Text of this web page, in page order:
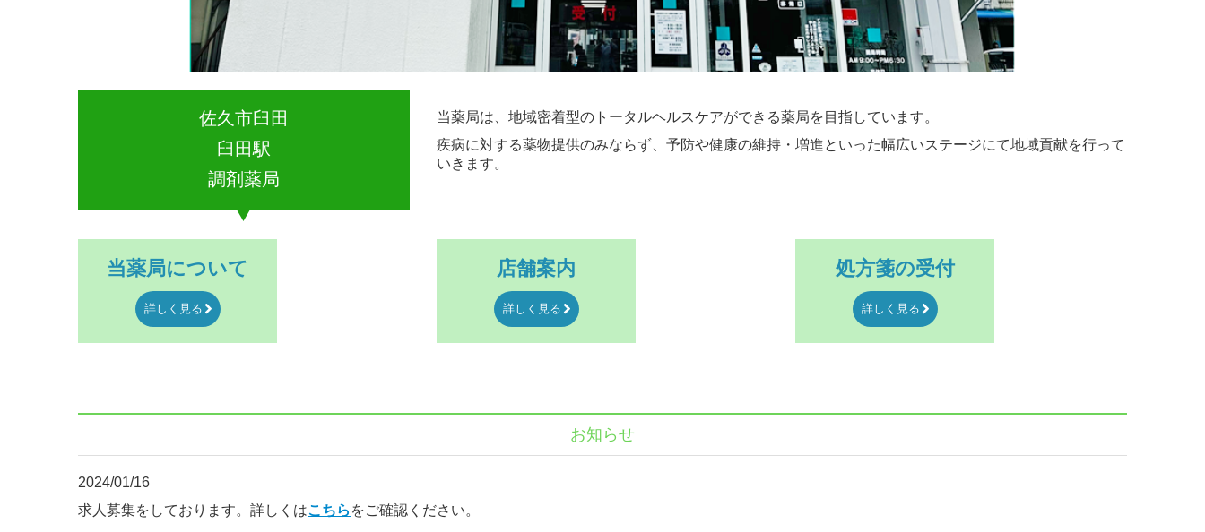
佐久市臼田
臼田駅
調剤薬局
当薬局は、地域密着型のトータルヘルスケアができる薬局を目指しています。
疾病に対する薬物提供のみならず、予防や健康の維持・増進といった幅広いステージにて地域貢献を行って
いきます。
当薬局について
詳しく見る
店舗案内
詳しく見る
処方箋の受付
詳しく見る
お知らせ
2024/01/16
求人募集をしております。詳しくはこちら をご確認ください。